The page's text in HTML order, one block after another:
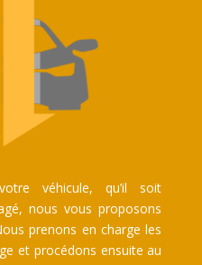
véhicule, qu’il soit
nous vous proposons
prenons en charge les
et procédons ensuite au